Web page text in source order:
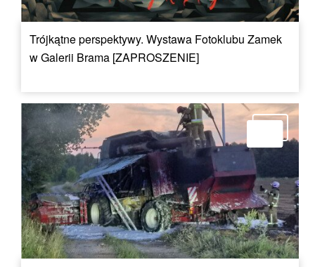
Trójkątne perspektywy. Wystawa Fotoklubu Zamek
w Galerii Brama [ZAPROSZENIE]